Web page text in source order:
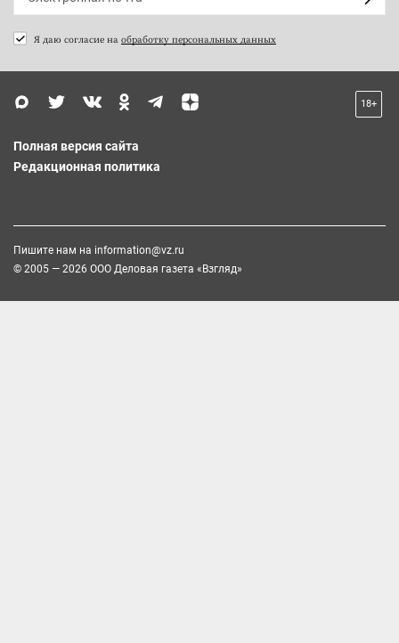
Я даю согласие на обработку персональных данных
18+
Полная версия сайта
Редакционная политика
Пишите нам на information@vz.ru
© 2005 — 2026 ООО Деловая газета «Взгляд»